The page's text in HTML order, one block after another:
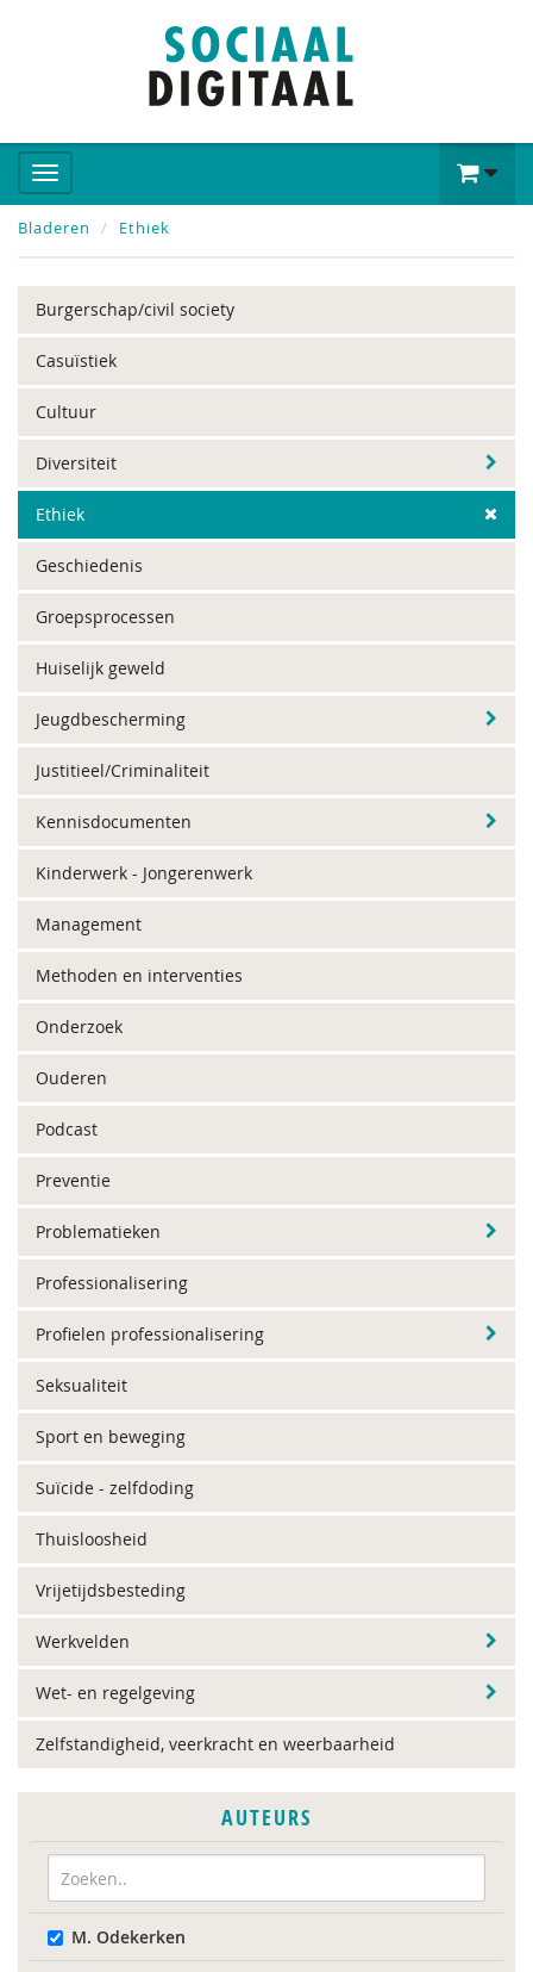
Bladeren Ethiek
Burgerschap/civil society
Casuïstiek
Cultuur
Diversiteit
Ethiek
Geschiedenis
Groepsprocessen
Huiselijk geweld
Jeugdbescherming
Justitieel/Criminaliteit
Kennisdocumenten
Kinderwerk - Jongerenwerk
Management
Methoden en interventies
Onderzoek
Ouderen
Podcast
Preventie
Problematieken
Professionalisering
Profielen professionalisering
Seksualiteit
Sport en beweging
Suïcide - zelfdoding
Thuisloosheid
Vrijetijdsbesteding
Werkvelden
Wet- en regelgeving
Zelfstandigheid, veerkracht en weerbaarheid
AUTEURS
M. Odekerken